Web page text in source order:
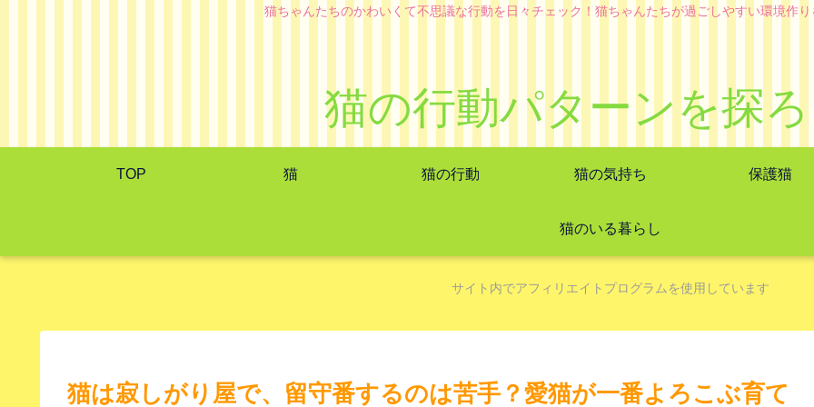
猫ちゃんたちのかわいくて不思議な行動を日々チェック！猫ちゃんたちが過ごしやすい環境作
猫の行動パターンを探
TOP 猫 猫の行動 猫の気持ち 保護猫
猫のいる暮らし
サイト内でアフィリエイトプログラムを使用しています
猫は寂しがり屋で、留守番するのは苦手？愛猫が一番よろこぶ育て